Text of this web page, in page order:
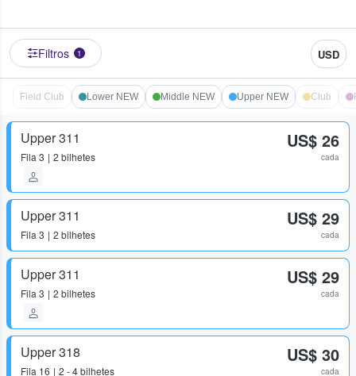
Filtros 1 USD
Field Club Lower NEW Middle NEW Upper NEW Club
Upper 311
Fila 3 2 bilhetes
US$ 26
cada
Upper 311
Fila 3 2 bilhetes
US$ 29
cada
Upper 311
Fila 3 2 bilhetes
US$ 29
cada
Upper 318
Fila 16 2 - 4 bilhetes
US$ 30
cada